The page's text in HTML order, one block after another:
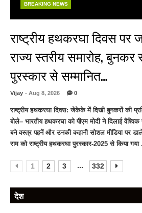
BREAKING NEWS
राष्ट्रीय हथकरघा दिवस
राज्य स्तरीय समारोह, बुनकर
पुरस्कार से सम्मानित…
Vijay - Aug 8, 2026 0
राष्ट्रीय हथकरघा दिवस: जेकेके में दिखी बुनकरों की
बोले– भारतीय हथकरघा को पीएम मोदी ने दिलाई
बने वस्त्र पहनें और उनकी कहानी सोशल मीडिया पर
राम को राष्ट्रीय हथकरघा पुरस्कार-2025 से किया गया
1 2 3 ... 332
देश